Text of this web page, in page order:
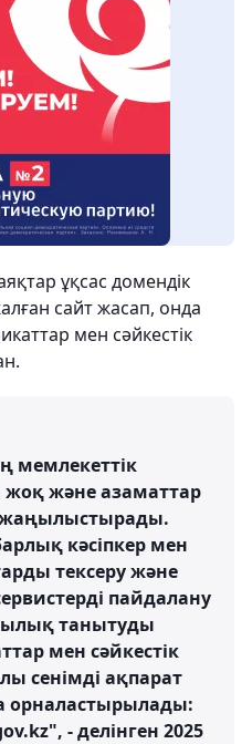
ұқсас домендік
сайт жасап, онда
мен сәйкестік
мемлекеттік
және азаматтар
жаңылыстырады.
кәсіпкер мен
тексеру және
пайдалану
танытуды
мен сәйкестік
сенімді ақпарат
орналастырылады:
- делінген 2025